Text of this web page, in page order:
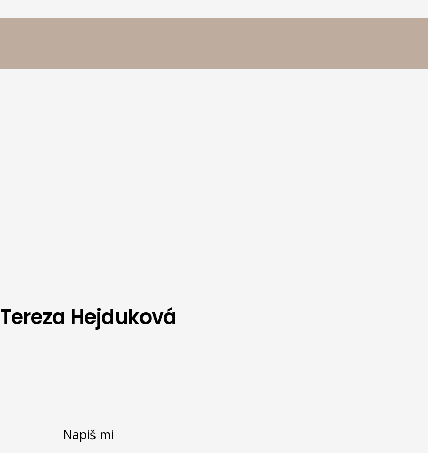
Tereza Hejduková
Napiš mi